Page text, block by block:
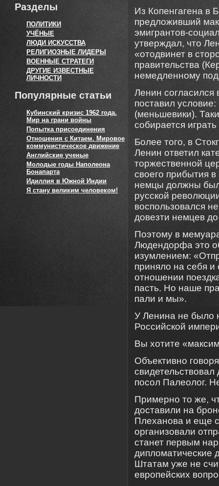
Разделы
ПОЛИТИКИ
УЧЁНЫЕ
ЛЮДИ ИСКУССТВА
РЕЛИГИОЗНЫЕ ЛИДЕРЫ
ВОЕННЫЕ СТРАТЕГИ
ДРУГИЕ ИЗВЕСТНЫЕ
ЛИЧНОСТИ
Популярные статьи
Кубинский кризис 1962 года.
Мир на грани войны
Попытка присоединения
Отношения с Китаем. Мировое
коммунистическое движение
Английские ученые
Молодые годы Наполеона
Бонапарта
Идиллия в Южной Индии
Я стану великим человеком!
Из Копенгагена в
предложивший
эмигрантов-
утверждал, что
«отодвинет в
правительства
немедленному
Ленин согласился
поставил
(меньшевики).
собирается
Более того, в
Ленин ответил
торжественной
своего прибытия
немцы должны
русской
воспользовался
довезти немцев
Поэтому в
Людендорфа это
изумлением:
приняло на себя и
отношении
пасть. Но наше
пали и мы».
У Ленина не было
Российской
Вы хотите
Объективно
свидетельствовал
посол Палеолог.
Примерно то же,
доставили на
Плеханова и еще
организовали
станет первым
дипломатические
Штатам уже не
европейских